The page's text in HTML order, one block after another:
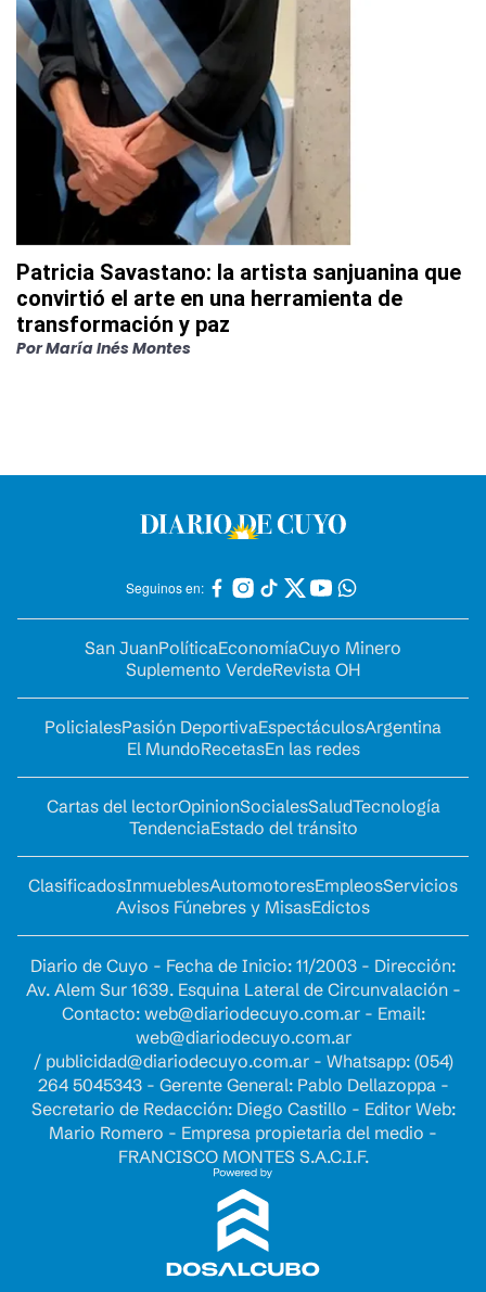
Patricia Savastano: la artista sanjuanina que
convirtió el arte en una herramienta de
transformación y paz
PorMaría Inés Montes
Seguinos en:
San JuanPolíticaEconomíaCuyo Minero
Suplemento VerdeRevista OH
PolicialesPasión DeportivaEspectáculosArgentina
El MundoRecetasEn las redes
Cartas del lectorOpinionSocialesSaludTecnología
TendenciaEstado del tránsito
ClasificadosInmueblesAutomotoresEmpleosServicios
Avisos Fúnebres y MisasEdictos
Diario de Cuyo - Fecha de Inicio: 11/2003 - Dirección:
Av. Alem Sur 1639. Esquina Lateral de Circunvalación -
Contacto: web@diariodecuyo.com.ar- Email:
web@diariodecuyo.com.ar
/ publicidad@diariodecuyo.com.ar- Whatsapp: (054)
264 5045343 - Gerente General: Pablo Dellazoppa -
Secretario de Redacción: Diego Castillo - Editor Web:
Mario Romero - Empresa propietaria del medio -
FRANCISCO MONTES S.A.C.I.F.